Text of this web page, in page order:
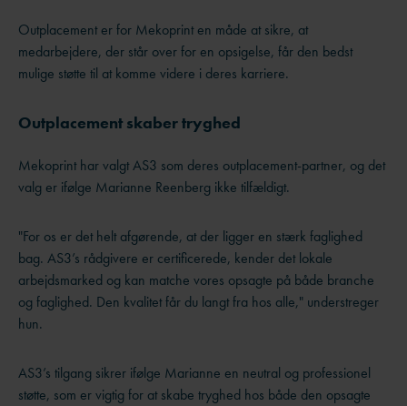
Outplacement er for Mekoprint en måde at sikre, at
medarbejdere, der står over for en opsigelse, får den bedst
mulige støtte til at komme videre i deres karriere.
Outplacement skaber tryghed
Mekoprint har valgt AS3 som deres outplacement-partner, og det
valg er ifølge Marianne Reenberg ikke tilfældigt.
"For os er det helt afgørende, at der ligger en stærk faglighed
bag. AS3’s rådgivere er certificerede, kender det lokale
arbejdsmarked og kan matche vores opsagte på både branche
og faglighed. Den kvalitet får du langt fra hos alle," understreger
hun.
AS3’s tilgang sikrer ifølge Marianne en neutral og professionel
støtte, som er vigtig for at skabe tryghed hos både den opsagte